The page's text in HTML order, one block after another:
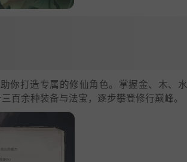
你打造专属的修仙角色。掌握金、木、
百余种装备与法宝，逐步攀登修行巅峰。